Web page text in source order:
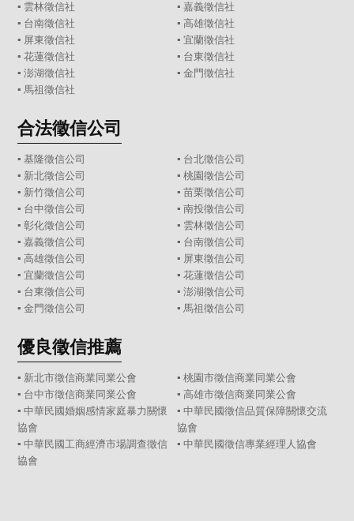
▪ 雲林徵信社 ▪ 嘉義徵信社
▪ 台南徵信社 ▪ 高雄徵信社
▪ 屏東徵信社 ▪ 宜蘭徵信社
▪花蓮徵信社 ▪ 台東徵信社
▪澎湖徵信社 ▪ 金門徵信社
▪ 馬祖徵信社
合法徵信公司
▪基隆徵信公司 ▪ 台北徵信公司
▪ 新北徵信公司 ▪ 桃園徵信公司
▪ 新竹徵信公司 ▪ 苗栗徵信公司
▪ 台中徵信公司 ▪ 南投徵信公司
▪彰化徵信公司 ▪ 雲林徵信公司
▪嘉義徵信公司 ▪ 台南徵信公司
▪高雄徵信公司 ▪ 屏東徵信公司
▪宜蘭徵信公司 ▪ 花蓮徵信公司
▪ 台東徵信公司 ▪ 澎湖徵信公司
▪金門徵信公司 ▪ 馬祖徵信公司
優良徵信推薦
▪ 新北市徵信商業同業公會
▪ 桃園市徵信商業同業公會
▪ 台中市徵信商業同業公會
▪ 高雄市徵信商業同業公會
▪ 中華民國婚姻感情家庭暴力關懷
協會
▪ 中華民國徵信品質保障關懷交流
協會
▪ 中華民國工商經濟市場調查徵信
協會
▪ 中華民國徵信專業經理人協會